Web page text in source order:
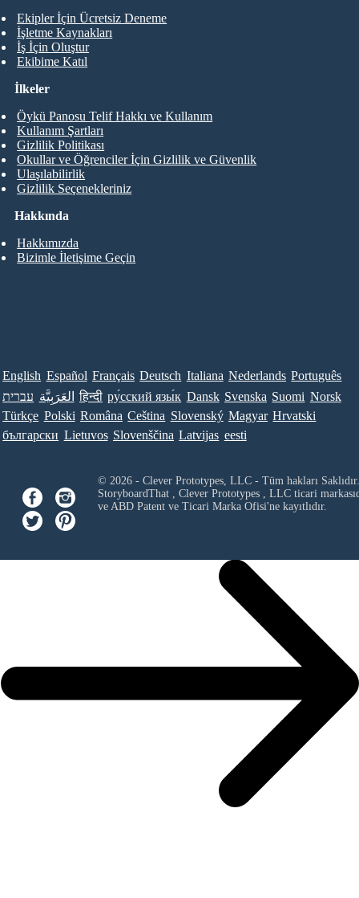
Ekipler İçin Ücretsiz Deneme
İşletme Kaynakları
İş İçin Oluştur
Ekibime Katıl
Hakkında
Hakkımızda
Bizimle İletişime Geçin
İlkeler
Öykü Panosu Telif Hakkı ve Kullanım
Kullanım Şartları
Gizlilik Politikası
Okullar ve Öğrenciler İçin Gizlilik ve Güvenlik
Ulaşılabilirlik
Gizlilik Seçenekleriniz
English Español Français Deutsch Italiana Nederlands Português
עברית العَرَبِيَّة हिन्दी ру́сский язы́к Dansk Svenska Suomi Norsk
Türkçe Polski Româna Ceština Slovenský Magyar Hrvatski
български Lietuvos Slovenščina Latvijas eesti
© 2026 - Clever Prototypes, LLC - Tüm hakları Saklıdır.
StoryboardThat , Clever Prototypes , LLCticari
ve ABD Patent ve Ticari Marka Ofisi'ne kayıtlıdır.